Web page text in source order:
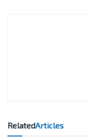
RelatedArticles